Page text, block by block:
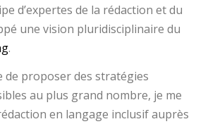
d’expertes de la rédaction et du
une vision pluridisciplinaire du
.
de proposer des stratégies
au plus grand nombre, je me
en langage inclusif auprès